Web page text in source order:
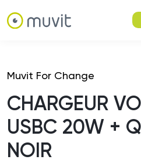
Muvit For Change
CHARGEUR
USBC 20W +
NOIR